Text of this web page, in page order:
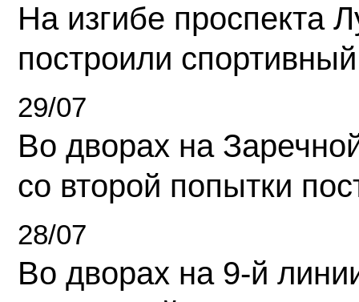
На изгибе проспекта
построили
29/07
Во дворах на
со второй попытки
28/07
Во дворах на 9-й